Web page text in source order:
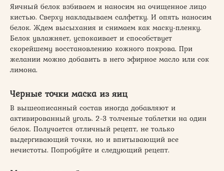
Яичный белок взбиваем и наносим на очищенное лицо
кистью. Сверху накладываем салфетку. И опять наносим
белок. Ждем высыхания и снимаем как маску-пленку.
Белок увлажняет, успокаивает и способствует
скорейшему восстановлению кожного покрова. При
желании можно добавить в него эфирное масло или сок
лимона.
Черные точки маска из яиц
В вышеописанный состав иногда добавляют и
активированный уголь. 2-3 толченые таблетки на один
белок. Получается отличный рецепт, не только
выдергивающий точки, но и впитывающий все
нечистоты. Попробуйте и следующий рецепт.